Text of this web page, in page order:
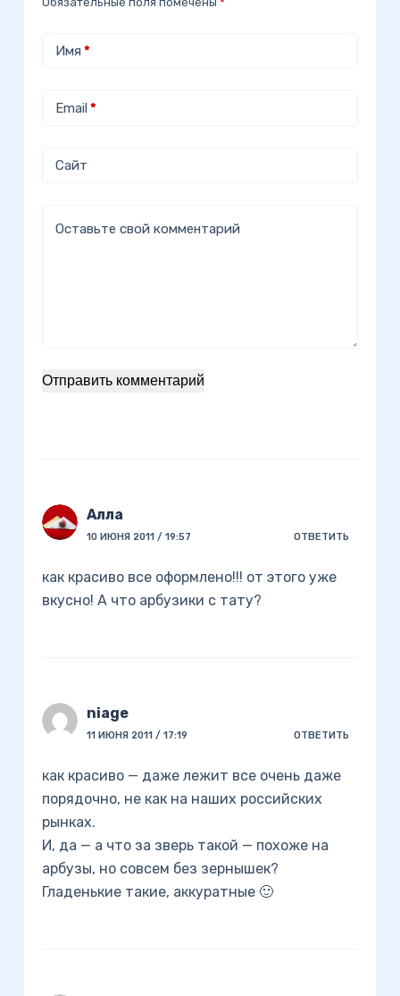
Имя *
Email *
Сайт
Оставьте свой комментарий
Отправить комментарий
Алла
10 ИЮНЯ 2011 / 19:57 ОТВЕТИТЬ
как красиво все оформлено!!! от этого уже
вкусно! А что арбузики с тату?
niage
11 ИЮНЯ 2011 / 17:19 ОТВЕТИТЬ
как красиво — даже лежит все очень даже
порядочно, не как на наших российских
рынках.
И, да — а что за зверь такой — похоже на
арбузы, но совсем без зернышек?
Гладенькие такие, аккуратные 🙂